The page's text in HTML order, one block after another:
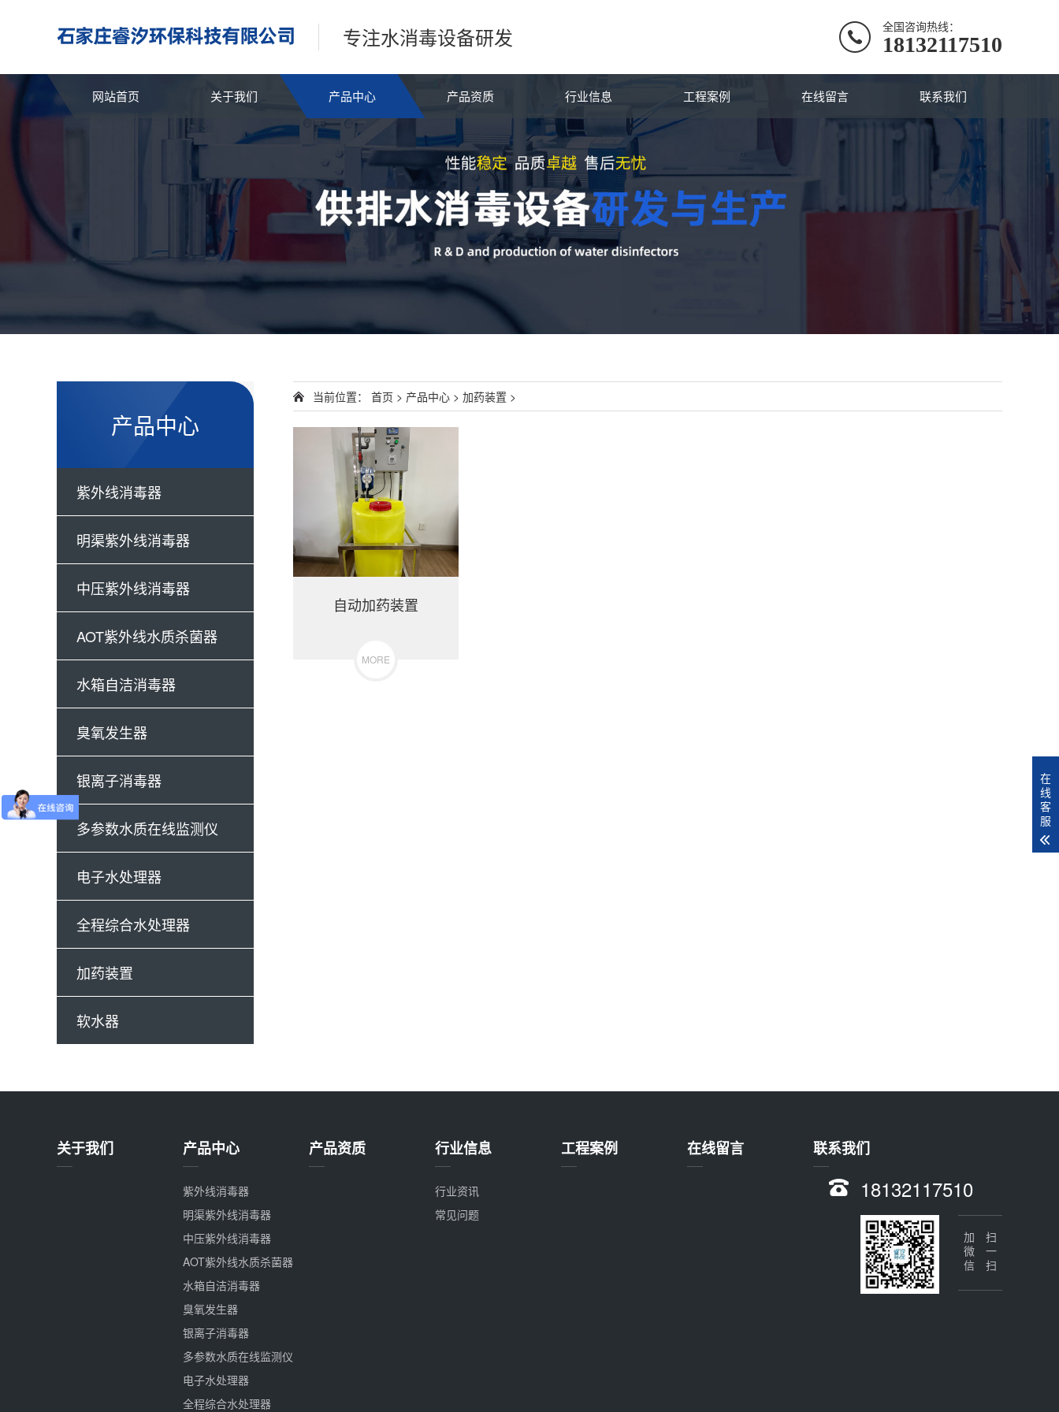
专注水消毒设备研发 全国咨询热线：
18132117510
网站首页 关于我们 产品中心 产品资质 行业信息 工程案例 在线留言 联系我们
产品中心
紫外线消毒器
明渠紫外线消毒器
中压紫外线消毒器
AOT紫外线水质杀菌器
水箱自洁消毒器
臭氧发生器
银离子消毒器
多参数水质在线监测仪
电子水处理器
全程综合水处理器
加药装置
软水器
当前位置： 首页 > 产品中心 > 加药装置 >
自动加药装置
MORE
关于我们 产品中心
紫外线消毒器
明渠紫外线消毒器
中压紫外线消毒器
AOT紫外线水质杀菌器
水箱自洁消毒器
臭氧发生器
银离子消毒器
多参数水质在线监测仪
电子水处理器
全程综合水处理器
产品资质 行业信息
行业资讯
常见问题
工程案例 在线留言 联系我们
18132117510
扫一扫
加微信
在
线
客
服